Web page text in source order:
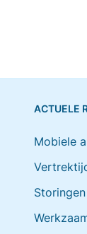
ACTUELE
Mobiele
Storingen